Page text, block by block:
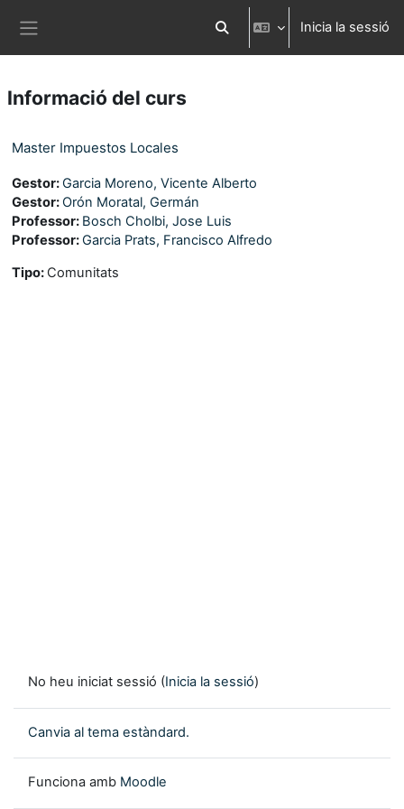
Commuta l'entrada de la cerca
Inicia la sessió
Informació del curs
Master Impuestos Locales
Gestor:Garcia Moreno, Vicente Alberto
Gestor:Orón Moratal, Germán
Professor: Bosch Cholbi, Jose Luis
Professor:Garcia Prats, Francisco Alfredo
Tipo: Comunitats
No heu iniciat sessió (Inicia la sessió)
Canvia al tema estàndard.
Funciona amb Moodle